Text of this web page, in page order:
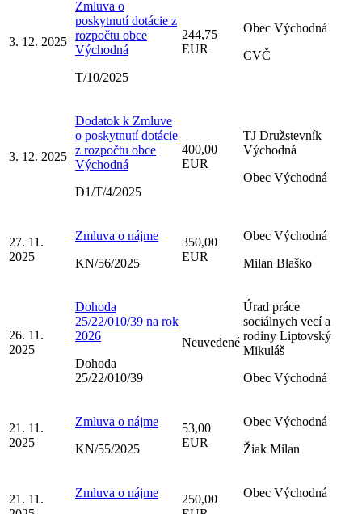
3. 12. 2025
Zmluva o
poskytnutí dotácie z
rozpočtu obce
Východná
T/10/2025
244,75
EUR
Obec Východná
CVČ
3. 12. 2025
Dodatok k Zmluve
o poskytnutí dotácie
z rozpočtu obce
Východná
D1/T/4/2025
400,00
EUR
TJ Družstevník
Východná
Obec Východná
27. 11.
2025
Zmluva o nájme
KN/56/2025
350,00
EUR
Obec Východná
Milan Blaško
26. 11.
2025
Dohoda
25/22/010/39 na rok
2026
Dohoda
25/22/010/39
Neuvedené
Úrad práce
sociálnych vecí a
rodiny Liptovský
Mikuláš
Obec Východná
21. 11.
2025
Zmluva o nájme
KN/55/2025
53,00
EUR
Obec Východná
Žiak Milan
21. 11.
Zmluva o nájme
250,00
Obec Východná